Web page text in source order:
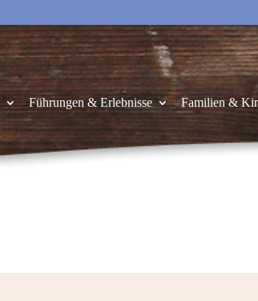
Führungen & Erlebnisse Familien &